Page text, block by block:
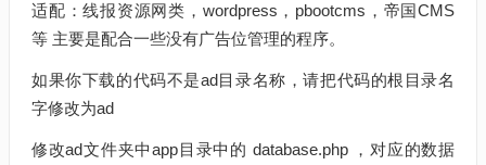
适配：线报资源网类，wordpress，pbootcms，帝国CMS
等 主要是配合一些没有广告位管理的程序。
如果你下载的代码不是ad目录名称，请把代码的根目录名
字修改为ad
修改ad文件夹中app目录中的 database.php ，对应的数据